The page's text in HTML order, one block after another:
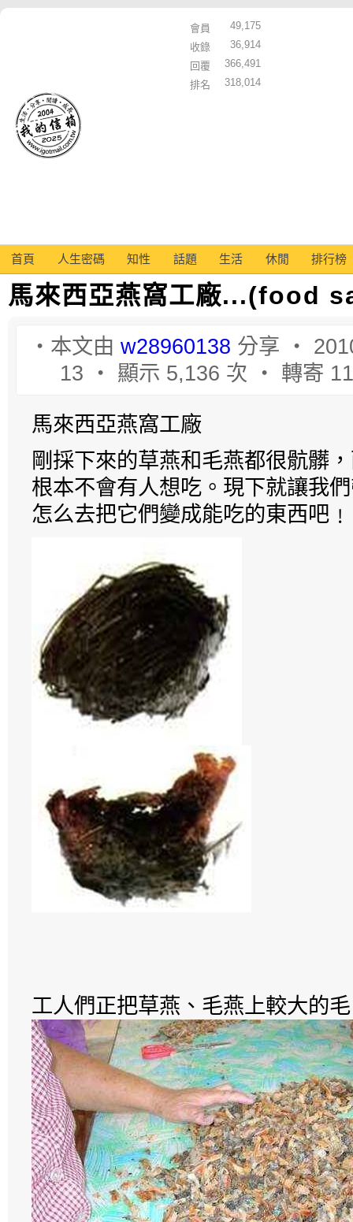
會員
49,175
收錄
36,914
回覆
366,491
排名
318,014
首頁 人生密碼 知性 話題 生活 休閒 排行榜
馬來西亞燕窩工廠...(food
‧本文由 w28960138 分享 ‧
13 ‧ 顯示 5,136 次 ‧ 轉寄
馬來西亞燕窩工廠
剛採下來的草燕和毛燕都很骯髒
根本不會有人想吃。現下就讓我
怎么去把它們變成能吃的東西吧
工人們正把草燕、毛燕上較大的